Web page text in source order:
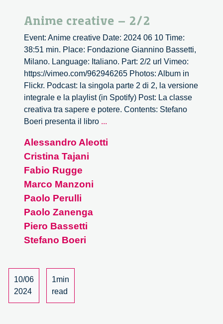
Anime creative – 2/2
Event: Anime creative Date: 2024 06 10 Time:
38:51 min. Place: Fondazione Giannino Bassetti,
Milano. Language: Italiano. Part: 2/2 url Vimeo:
https://vimeo.com/962946265 Photos: Album in
Flickr. Podcast: la singola parte 2 di 2, la versione
integrale e la playlist (in Spotify) Post: La classe
creativa tra sapere e potere. Contents: Stefano
Boeri presenta il libro ...
–
Alessandro Aleotti
Cristina Tajani
Fabio Rugge
Marco Manzoni
Paolo Perulli
Paolo Zanenga
Piero Bassetti
Stefano Boeri
10/06
2024
1min
read